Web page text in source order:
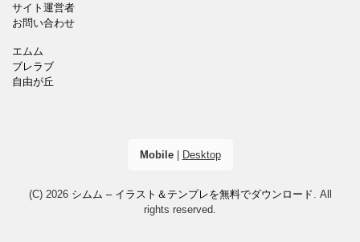
サイト運営者
お問い合わせ
エムム
ブレラブ
自由が丘
Mobile| Desktop
(C) 2026 シムム – イラスト＆テンプレを無料でダウンロード. All
rights reserved.